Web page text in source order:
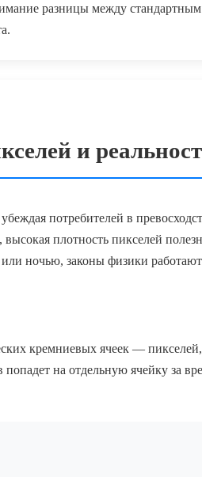
разницы между
и
потребителей в
плотность пикселей
ночью, законы физики
кремниевых ячеек —
на отдельную ячейку за